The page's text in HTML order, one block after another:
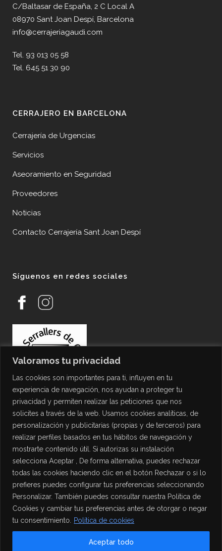
Valoramos tu privacidad
Las cookies son importantes para ti, influyen en tu
experiencia de navegación, nos ayudan a proteger tu
privacidad y permiten realizar las peticiones que nos
solicites a través de la web. Usamos cookies analíticas, de
personalización y publicitarias (propias y de terceros) para
realizar perfiles basados en tus hábitos de navegación y
mostrarte contenido útil. Si autorizas su instalación
selecciona Aceptar , De forma alternativa, puedes rechazar
todas las cookies haciendo clic en el botón Rechazar o si lo
prefieres puedes configurar tus preferencias seleccionando
Personalizar. También puedes consultar nuestra Política de
Cookies y cambiar tus preferencias antes de otorgar o negar
tu consentimiento.
Política de cookies
Aceptar todo
C/Baltasar de España, 2 C Local A
08970 Sant Joan Despí, Barcelona
info@cerrajeriagaudi.com
Tel. 93 013 05 58
Tel. 645 51 30 90
CERRAJERO EN BARCELONA
Cerrajería de Urgencias
Servicios
Aseoramiento en Seguridad
Proveedores
Noticias
Contacto Cerrajería Sant Joan Despí
Síguenos en redes sociales
PROTECCIÓN DE DATOS
Política de Privacidad
Política de Cookies
Aviso Legal